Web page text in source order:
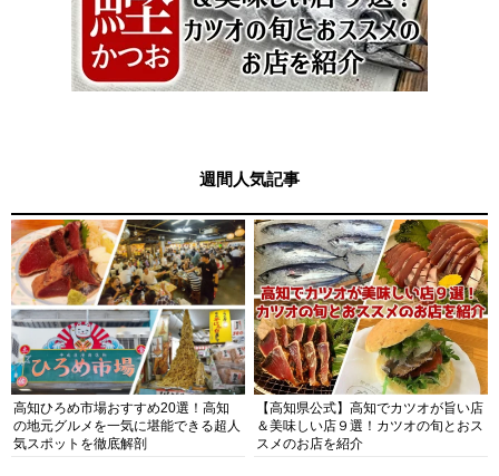
週間人気記事
高知ひろめ市場おすすめ20選！高知
の地元グルメを一気に堪能できる超人
気スポットを徹底解剖
【高知県公式】高知でカツオが旨い店
＆美味しい店９選！カツオの旬とおス
スメのお店を紹介